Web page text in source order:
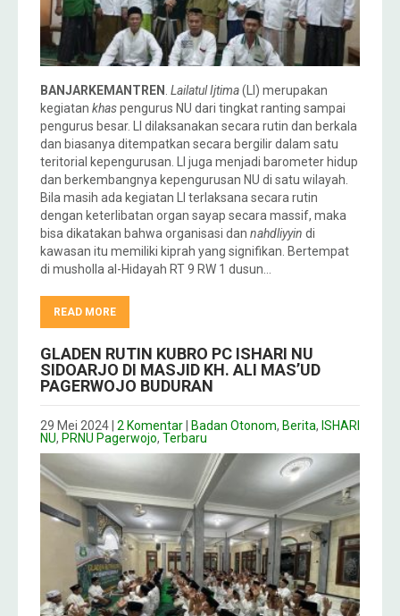
BANJARKEMANTREN Lailatul Ijtima(LI) merupakan
kegiatan khaspengurus NU dari tingkat ranting sampai
pengurus besar. LI dilaksanakan secara rutin dan berkala
dan biasanya ditempatkan secara bergilir dalam satu
teritorial kepengurusan. LI juga menjadi barometer hidup
dan berkembangnya kepengurusan NU di satu wilayah.
Bila masih ada kegiatan LI terlaksana secara rutin
dengan keterlibatan organ sayap secara massif, maka
bisa dikatakan bahwa organisasi dan nahdliyyin di
kawasan itu memiliki kiprah yang signifikan. Bertempat
di musholla al-Hidayah RT 9 RW 1 dusun…
READ MORE
GLADEN RUTIN KUBRO PC ISHARI NU
SIDOARJO DI MASJID KH. ALI MAS’UD
PAGERWOJO BUDURAN
29 Mei 2024 2 Komentar Badan Otonom, Berita, ISHARI
NU, PRNU Pagerwojo, Terbaru